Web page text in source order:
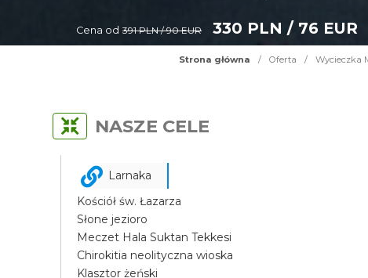
Cena od 391 PLN / 90 EUR 330 PLN / 76 EUR
Strona główna / Oferta / Wycieczka
NASZE CELE
Larnaka
Kościół św. Łazarza
Słone jezioro
Meczet Hala Suktan Tekkesi
Chirokitia neolityczna wioska
Klasztor żeński